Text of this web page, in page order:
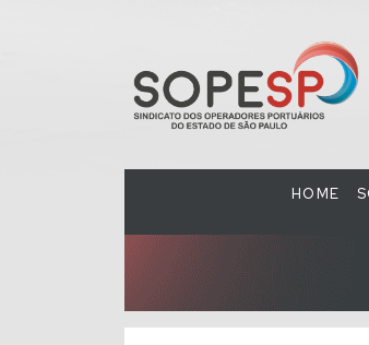
HOME